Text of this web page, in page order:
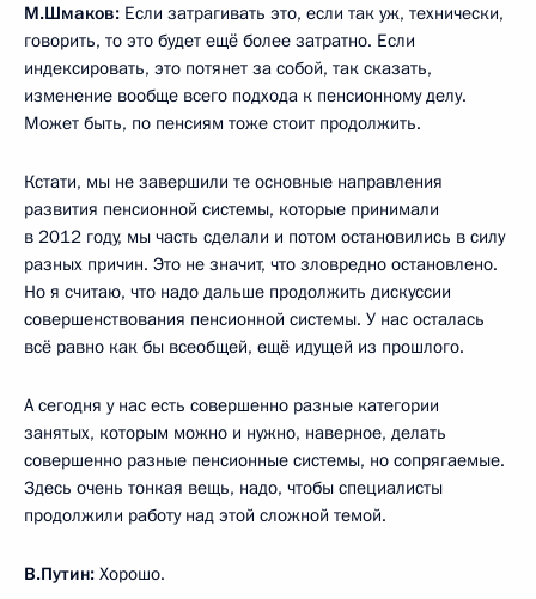
М.Шмаков: Если затрагивать это, если так уж, технически,
говорить, то это будет ещё более затратно. Если
индексировать, это потянет за собой, так сказать,
изменение вообще всего подхода к пенсионному делу.
Может быть, по пенсиям тоже стоит продолжить.
Кстати, мы не завершили те основные направления
развития пенсионной системы, которые принимали
в 2012 году, мы часть сделали и потом остановились в силу
разных причин. Это не значит, что зловредно остановлено.
Но я считаю, что надо дальше продолжить дискуссии
совершенствования пенсионной системы. У нас осталась
всё равно как бы всеобщей, ещё идущей из прошлого.
А сегодня у нас есть совершенно разные категории
занятых, которым можно и нужно, наверное, делать
совершенно разные пенсионные системы, но сопрягаемые.
Здесь очень тонкая вещь, надо, чтобы специалисты
продолжили работу над этой сложной темой.
В.Путин: Хорошо.